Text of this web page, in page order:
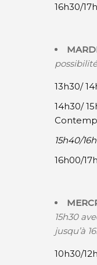
16h30/
13h30/
14h30/
15h40/
16h00/
15h30
jusqu’à
10h30/